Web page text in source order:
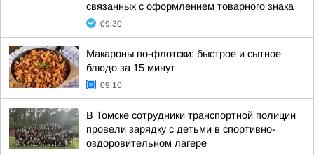
связанных с оформлением товарного знака
09:30
Макароны по-флотски: быстрое и сытное
блюдо за 15 минут
09:10
В Томске сотрудники транспортной полиции
провели зарядку с детьми в спортивно-
оздоровительном лагере